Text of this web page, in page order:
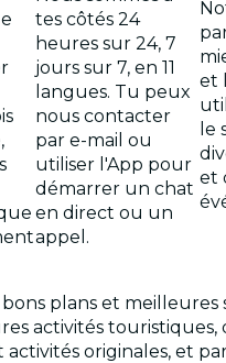
tes côtés 24
heures sur 24, 7
jours sur 7, en 11
langues. Tu peux
nous contacter
par e-mail ou
utiliser l'App pour
démarrer un chat
en direct ou un
appel.
et
le
et
plans et meilleures
activités touristiques,
activités originales, et